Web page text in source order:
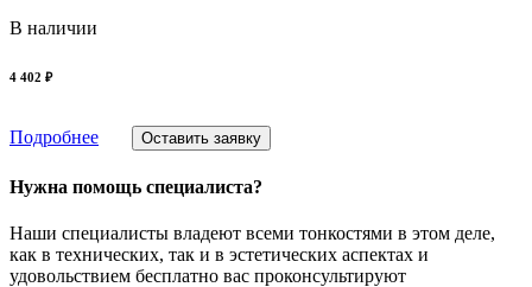
В наличии
4 402 ₽
Подробнее Оставить заявку
Нужна помощь специалиста?
Наши специалисты владеют всеми тонкостями в этом деле,
как в технических, так и в эстетических аспектах и
удовольствием бесплатно вас проконсультируют